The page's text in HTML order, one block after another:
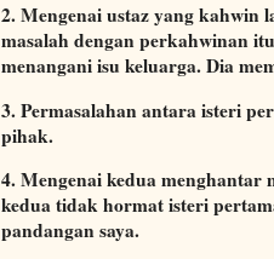
2. Mengenai ustaz yang kahwin
masalah dengan perkahwinan
menangani isu keluarga. Dia
3. Permasalahan antara isteri
pihak.
4. Mengenai kedua menghantar
kedua tidak hormat isteri
pandangan saya.